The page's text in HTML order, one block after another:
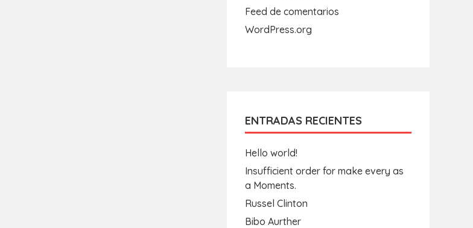
Feed de comentarios
WordPress.org
ENTRADAS RECIENTES
Hello world!
Insufficient order for make every as
a Moments.
Russel Clinton
Bibo Aurther